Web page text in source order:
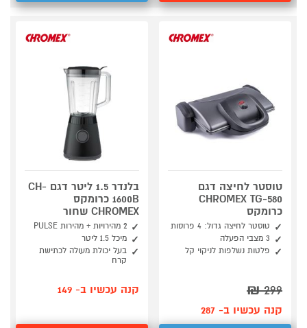
טוסטר לחיצה דגם
CHROMEX TG-580
כרומקס
טוסטר לחיצה גדול: 4 פרוסות
3 מצבי הפעלה
פלטות נשלפות לניקוי קל
299
₪
קנה עכשיו ב- 287
בלנדר 1.5 ליטר דגם CH-
1600B כרומקס
CHROMEX שחור
2 מהירויות + מהירות PULSE
מיכל 1.5 ליטר
בעל יכולת מעולה לכתישת
קרח
קנה עכשיו ב- 149